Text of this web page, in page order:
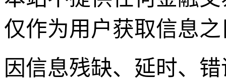
仅作为用户获取信息
因信息残缺、延时、